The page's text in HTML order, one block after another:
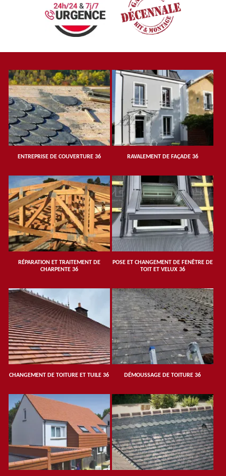
ENTREPRISE DE COUVERTURE 36 RAVALEMENT DE FAÇADE 36
RÉPARATION ET TRAITEMENT DE
CHARPENTE 36
POSE ET CHANGEMENT DE FENÊTRE DE
TOIT ET VELUX 36
CHANGEMENT DE TOITURE ET TUILE 36 DÉMOUSSAGE DE TOITURE 36